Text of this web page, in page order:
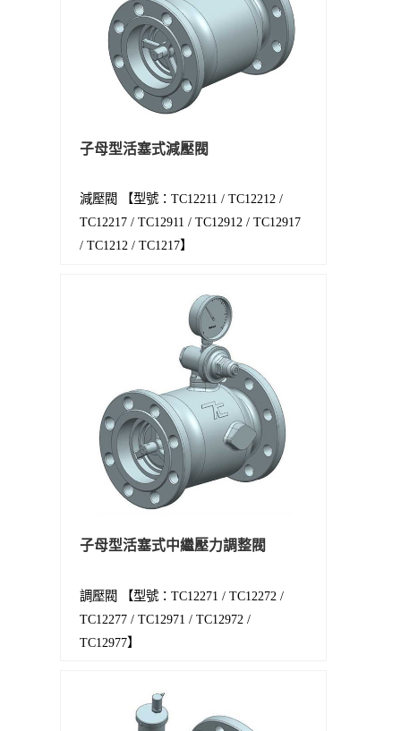
子母型活塞式減壓閥
減壓閥 【型號：TC12211 / TC12212 /
TC12217 / TC12911 / TC12912 / TC12917
/ TC1212 / TC1217】
子母型活塞式中繼壓力調整閥
調壓閥 【型號：TC12271 / TC12272 /
TC12277 / TC12971 / TC12972 /
TC12977】